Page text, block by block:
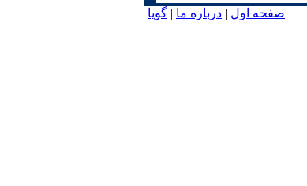
صفحه اول | درباره ما | گویا